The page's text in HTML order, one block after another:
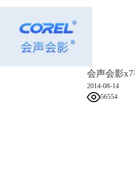
8.在下图所示的地方设置第二帧，边框，阻
2014-08-14
56554